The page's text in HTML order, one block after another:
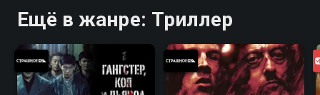
Ещё в жанре: Триллер